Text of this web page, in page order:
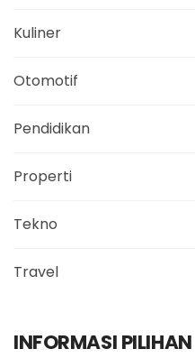
Kuliner
Otomotif
Pendidikan
Properti
Tekno
Travel
INFORMASI PILIHAN